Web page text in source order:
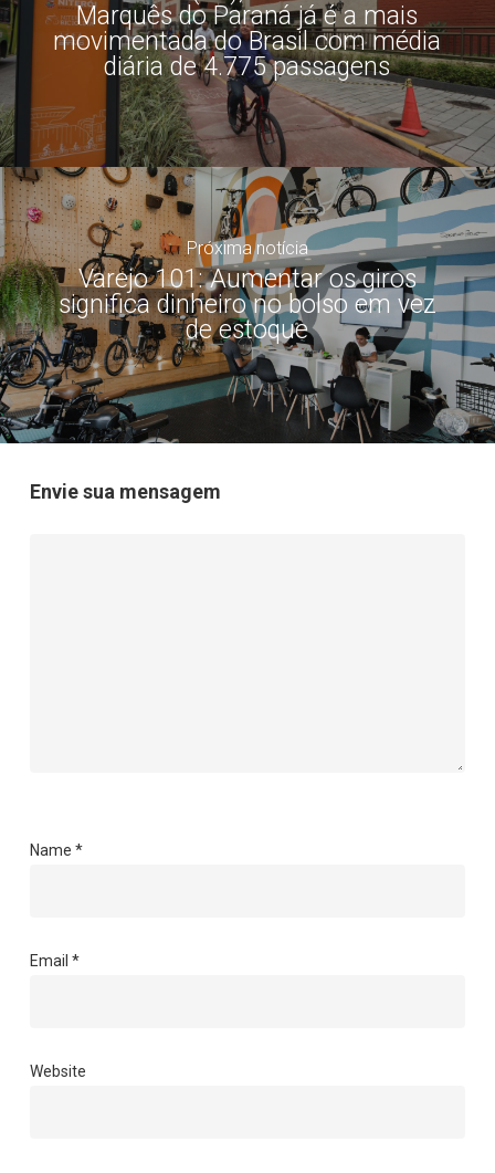
Marquês do Paraná já é a mais
movimentada do Brasil com média
diária de 4.775 passagens
Próxima notícia
Varejo 101: Aumentar os giros
significa dinheiro no bolso em vez
de estoque
Envie sua mensagem
Name *
Email *
Website